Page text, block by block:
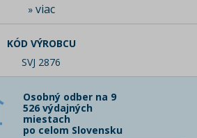
» viac
KÓD VÝROBCU
SVJ 2876
Osobný odber na 9
526 výdajných
miestach
po celom Slovensku